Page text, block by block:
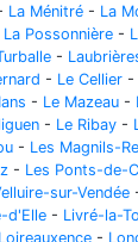
La Ménitré - La
La Possonnière -
-
- Le Cellier -
- Le Mazeau -
- Le Ribay -
- Les Magnils-
- Les Ponts-de-
sur-Vendée
d'Elle - Livré-la-
Loireauxence -